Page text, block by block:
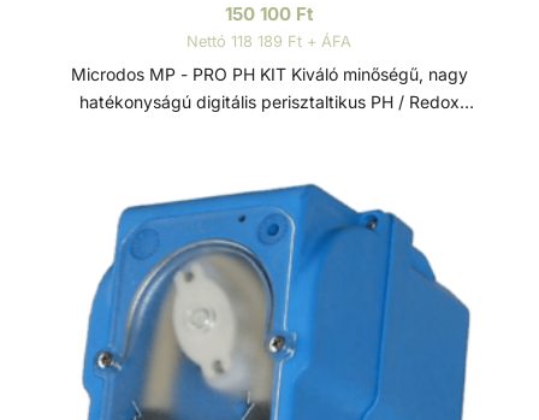
150 100 Ft
Nettó 118 189 Ft + ÁFA
Microdos MP - PRO PH KIT Kiváló minőségű, nagy
hatékonyságú digitális perisztaltikus PH / Redox
konfigurálása - 3-féle üzemmód: állandó, be/ki, arányos -
Időzített túladagolás riasztás - Állapot- és adagolás jelző
LED - IP55 védelem - Szintérzékelő bemenet -
Áramlásérzékelő bemenet - Ki/be kapcsoló - 6/h Tartozékai
a készletnek (4): 1) pH szonda kábel 5m epoxy 2) kalibráló
folyadék 7,00 és pH 9,00 3) megfúró bilincs D50 x 1/2” 4)
szondatartó 1/2” PP